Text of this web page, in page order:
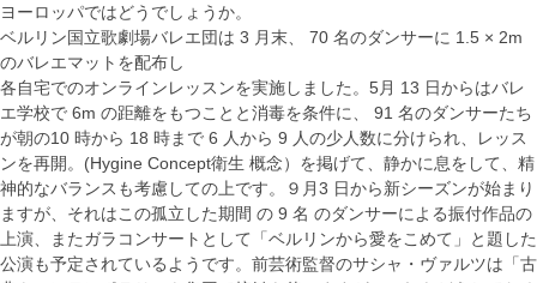
ヨーロッパではどうでしょうか。
ベルリン国立歌劇場バレエ団は 3 月末、 70 名のダンサーに 1.5 × 2m
のバレエマットを配布し
各自宅でのオンラインレッスンを実施しました。5月 13 日からはバレ
エ学校で 6m の距離をもつことと消毒を条件に、 91 名のダンサーたち
が朝の10 時から 18 時まで 6 人から 9 人の少人数に分けられ、レッス
ンを再開。(Hygine Concept衛生 概念）を掲げて、静かに息をして、精
神的なバランスも考慮しての上です。９月3 日から新シーズンが始まり
ますが、それはこの孤立した期間 の 9 名 のダンサーによる振付作品の
上演、またガラコンサートとして「ベルリンから愛をこめて」と題した
公演も予定されているようです。前芸術監督のサシャ・ヴァルツは「古